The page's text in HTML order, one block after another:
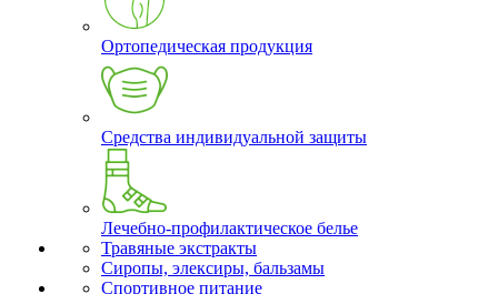
Ортопедическая продукция
Средства индивидуальной защиты
Лечебно-профилактическое белье
Травяные экстракты
Сиропы, элексиры, бальзамы
Спортивное питание